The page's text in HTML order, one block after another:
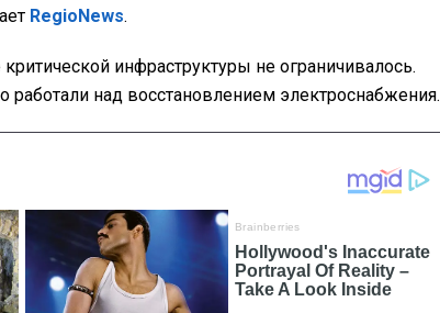
RegioNews.
инфраструктуры не ограничивалось.
работали над восстановлением электроснабжения.